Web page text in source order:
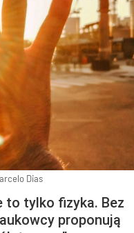
Dias
to tylko fizyka. Bez
proponują